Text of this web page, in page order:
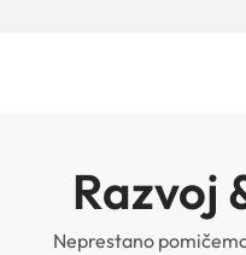
Razvoj
Neprestano